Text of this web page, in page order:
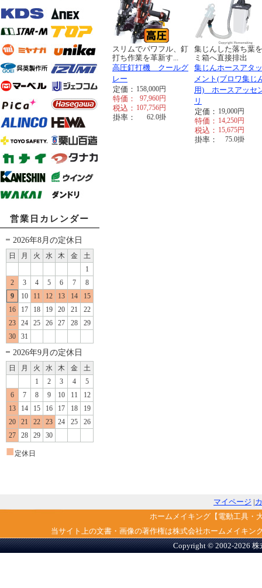
営業日カレンダー
2026年8月の定休日
日 月 火 水 木 金
土
1
2
3 4 5 6 7
8
9
10 11 12 13 14
15
16
17 18 19 20 21
22
23
24 25 26 27 28
29
30
31
2026年9月の定休日
日 月 火 水 木 金
土
1
2 3 4
5
6
7 8 9 10 11
12
13
14 15 16 17 18
19
20
21 22 23 24 25
26
27
28 29 30
■ 定休日
スリムでパワフル、釘
打ち作業を革新す...
高圧釘打機 クールグ
レー
定価： 158,000円
特価： 97,960円
税込： 107,756円
掛率： 62.0掛
集じんした落ち葉
ミ箱へ直接排出
集じんホースアタ
メント(ブロワ集じ
用) ホースアッセ
リ
定価： 19,000円
特価： 14,250円
税込： 15,675円
掛率： 75.0掛
マイページ |
ホームメイキング【電動工具・
当サイト上の文書・画像の著作権は株式会社ホームメイキ
Copyright © 2002-2026